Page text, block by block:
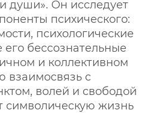
души». Он исследует
психического:
психологические
бессознательные
и коллективном
взаимосвязь с
волей и свободой
символическую жизнь